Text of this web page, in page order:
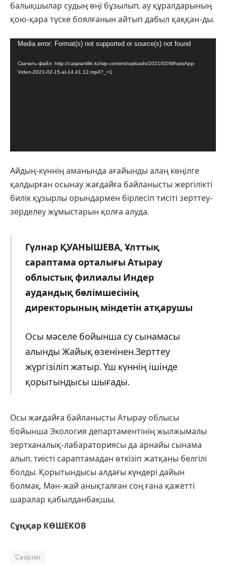
балықшылар судың өңі бұзылып, ау құралдарының
қою-қара түске боялғанын айтып дабыл қаққан-ды.
Видеоплеер
Media error: Format(s) not supported or source(s) not found
Скачать файл: http://caspianlife.kz/wp-content/uploads/2021/02/WhatsApp-
Video-2021-02-15-at-14.41.12.mp4?_=1
Айдың-күннің аманында ағайынды алаң көңілге
қалдырған осынау жағдайға байланысты жергілікті
билік құзырлы орындармен бірлесіп тисіті зерттеу-
зерделеу жұмыстарын қолға алуда.
Гүлнар ҚУАНЫШЕВА, Ұлттық
сараптама орталығы Атырау
облыстық филиалы Индер
аудандық бөлімшесінің
директорының міндетін атқарушы
Осы мәселе бойынша су сынамасы
алынды Жайық өзенінен.Зерттеу
жүргізіліп жатыр. Үш күннің ішінде
қорытындысы шығады.
Осы жағдайға байланысты Атырау облысы
бойынша Экология департаментінің жылжымалы
зертханалық-лабараториясы да арнайы сынама
алып, тиісті сараптамадан өткізіп жатқаны белгілі
болды. Қорытындысы алдағы күндері дайын
болмақ. Мән-жай анықталған соң ғана қажетті
шаралар қабылданбақшы.
Сұңқар КӨШЕКОВ
Caspian